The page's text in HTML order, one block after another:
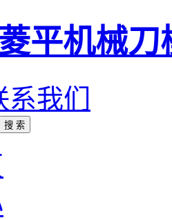
平机械刀
系我们